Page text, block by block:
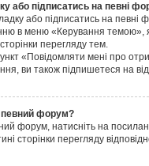
або підписатись на певні
або підписатись на певні
в меню «Керування темою»,
перегляду тем.
«Повідомляти мені про
ви також підпишетеся на
певний форум?
форум, натисніть на
сторінки перегляду